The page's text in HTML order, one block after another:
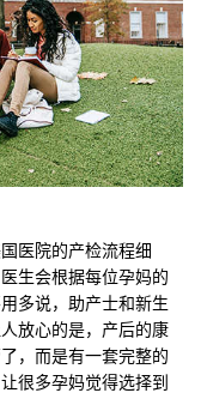
医院的产检流程细
生会根据每位孕妈的
多说，助产士和新生
放心的是，产后的康
，而是有一套完整的
很多孕妈觉得选择到